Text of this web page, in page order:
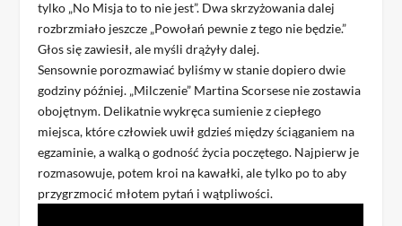
tylko „No Misja to to nie jest”. Dwa skrzyżowania dalej
rozbrzmiało jeszcze „Powołań pewnie z tego nie będzie.”
Głos się zawiesił, ale myśli drążyły dalej.
Sensownie porozmawiać byliśmy w stanie dopiero dwie
godziny później. „Milczenie” Martina Scorsese nie zostawia
obojętnym. Delikatnie wykręca sumienie z ciepłego
miejsca, które człowiek uwił gdzieś między ściąganiem na
egzaminie, a walką o godność życia poczętego. Najpierw je
rozmasowuje, potem kroi na kawałki, ale tylko po to aby
przygrzmocić młotem pytań i wątpliwości.